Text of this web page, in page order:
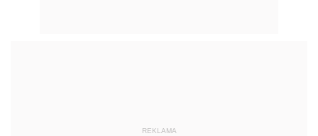
REKLAMA